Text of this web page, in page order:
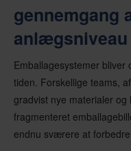
gennemgang
anlægsniveau
Emballagesystemer
tiden. Forskellige teams,
gradvist nye materialer
fragmenteret
endnu sværere at forbedre